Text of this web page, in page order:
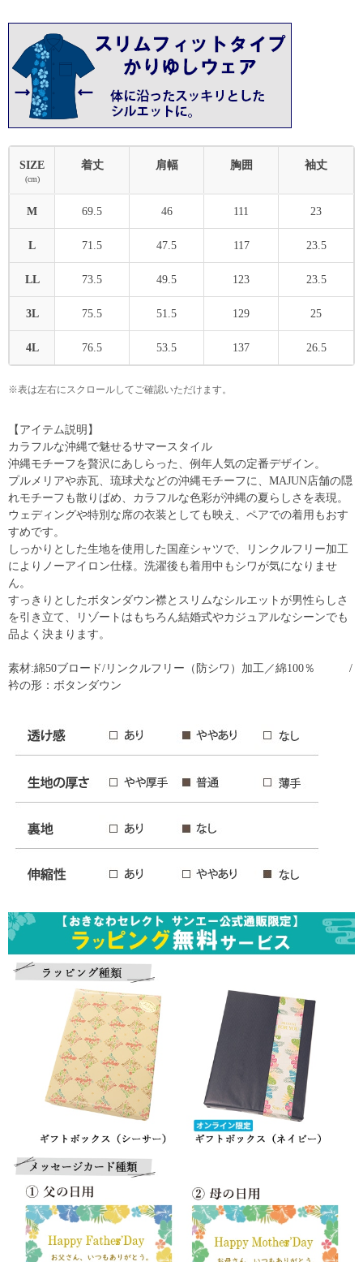
SIZE
(cm)
着丈 肩幅 胸囲 袖丈
M 69.5 46 111 23
L 71.5 47.5 117 23.5
LL 73.5 49.5 123 23.5
3L 75.5 51.5 129 25
4L 76.5 53.5 137 26.5
※表は左右にスクロールしてご確認いただけます。
【アイテム説明】
カラフルな沖縄で魅せるサマースタイル
沖縄モチーフを贅沢にあしらった、例年人気の定番デザイン。
プルメリアや赤瓦、琉球犬などの沖縄モチーフに、MAJUN店舗の隠
れモチーフも散りばめ、カラフルな色彩が沖縄の夏らしさを表現。
ウェディングや特別な席の衣装としても映え、ペアでの着用もおす
すめです。
しっかりとした生地を使用した国産シャツで、リンクルフリー加工
によりノーアイロン仕様。洗濯後も着用中もシワが気になりませ
ん。
すっきりとしたボタンダウン襟とスリムなシルエットが男性らしさ
を引き立て、リゾートはもちろん結婚式やカジュアルなシーンでも
品よく決まります。
素材:綿50ブロード/リンクルフリー（防シワ）加工／綿100％ /
衿の形：ボタンダウン